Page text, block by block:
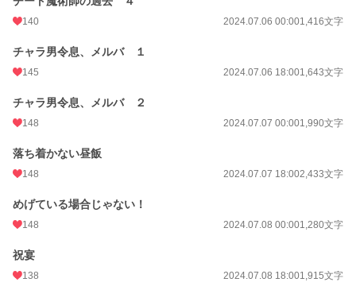
140 2024.07.06 00:001,416文字
チャラ男令息、メルバ １
145 2024.07.06 18:001,643文字
チャラ男令息、メルバ ２
148 2024.07.07 00:001,990文字
落ち着かない昼飯
148 2024.07.07 18:002,433文字
めげている場合じゃない！
148 2024.07.08 00:001,280文字
祝宴
138 2024.07.08 18:001,915文字